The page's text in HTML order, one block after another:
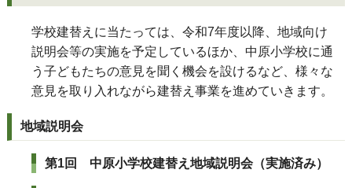
学校建替えに当たっては、令和7年度以降、地域向け
説明会等の実施を予定しているほか、中原小学校に通
う子どもたちの意見を聞く機会を設けるなど、様々な
意見を取り入れながら建替え事業を進めていきます。
地域説明会
第1回 中原小学校建替え地域説明会（実施済み）